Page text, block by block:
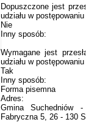
Dopuszczone jest
udziału w
Nie
Inny sposób:
Wymagane jest
udziału w
Tak
Inny sposób:
Forma pisemna
Adres:
Gmina Suchedniów
Fabryczna 5, 26 - 130